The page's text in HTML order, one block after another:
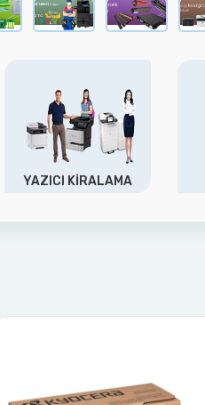
YAZICI KİRALAMA